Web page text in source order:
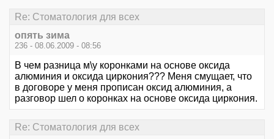
Re: Стоматология для всех
опять зима
236 - 08.06.2009 - 08:56
В чем разница м\у коронками на основе оксида
алюминия и оксида циркония??? Меня смущает, что
в договоре у меня прописан оксид алюминия, а
разговор шел о коронках на основе оксида циркония.
Re: Стоматология для всех